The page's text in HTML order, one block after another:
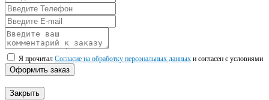
Я прочитал Согласие на обработку персональных данных и согласен с условиями
Оформить заказ
Закрыть